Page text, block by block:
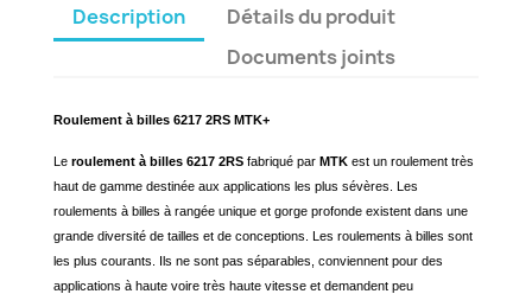
Description
Détails du produit
Documents joints
Roulement à billes 6217 2RS MTK+
Le roulement à billes 6217 2RS fabriqué par MTK est un roulement très
haut de gamme destinée aux applications les plus sévères. Les
roulements à billes à rangée unique et gorge profonde existent dans une
grande diversité de tailles et de conceptions. Les roulements à billes sont
les plus courants. Ils ne sont pas séparables, conviennent pour des
applications à haute voire très haute vitesse et demandent peu